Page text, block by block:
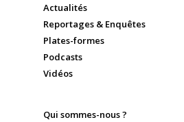
Actualités
Reportages & Enquêtes
Plates-formes
Podcasts
Vidéos
Qui sommes-nous ?